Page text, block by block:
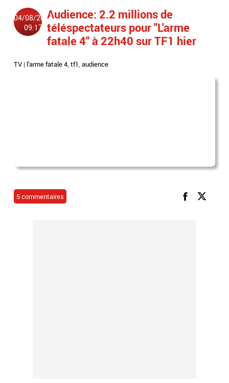
04/08/2014
09:17
Audience: 2.2 millions de
téléspectateurs pour "L'arme
fatale 4" à 22h40 sur TF1 hier
TV | l'arme fatale 4,tf1,audience
5 commentaires